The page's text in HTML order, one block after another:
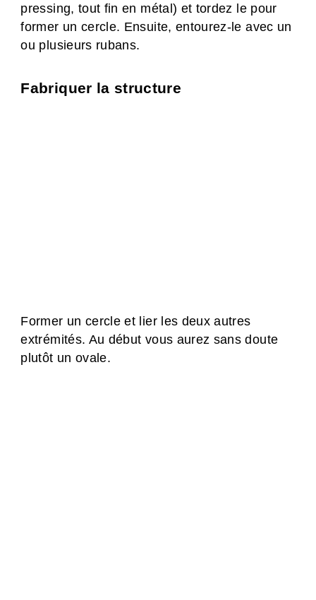
pressing, tout fin en métal) et tordez le pour
former un cercle. Ensuite, entourez-le avec un
ou plusieurs rubans.
Fabriquer la structure
Former un cercle et lier les deux autres
extrémités. Au début vous aurez sans doute
plutôt un ovale.